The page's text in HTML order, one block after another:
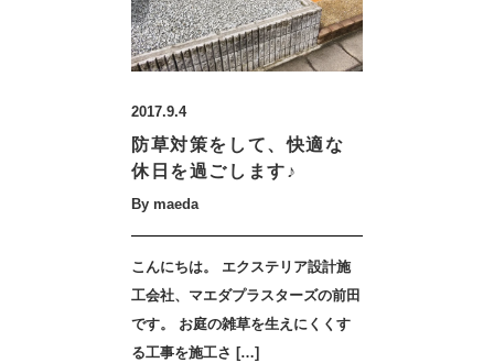
2017.9.4
防草対策をして、快適な
休日を過ごします♪
By maeda
こんにちは。 エクステリア設計施
工会社、マエダプラスターズの前田
です。 お庭の雑草を生えにくくす
る工事を施工さ […]